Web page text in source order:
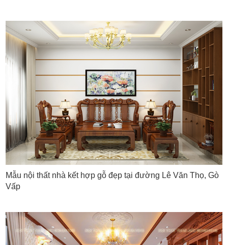
Mẫu nội thất nhà kết hợp gỗ đẹp tại đường Lê Văn Thọ, Gò
Vấp